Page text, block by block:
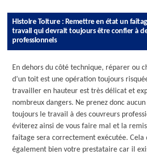
Histoire Toiture : Remettre en état un
travail qui devrait toujours être confier à
professionnels
En dehors du côté technique, réparer ou
d’un toit est une opération toujours
travailler en hauteur est très délicat et
nombreux dangers. Ne prenez donc
toujours le travail à des couvreurs
éviterez ainsi de vous faire mal et la
faîtage sera correctement exécutée. Cela
également bien votre prestataire car il